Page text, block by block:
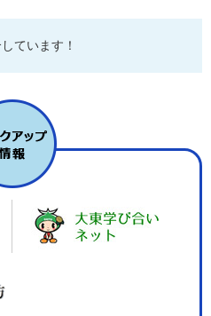
ています！